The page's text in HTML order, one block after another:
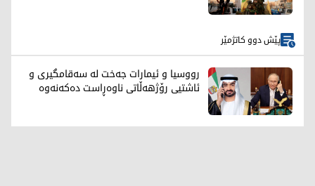
پێش دوو کاتژمێر
رووسیا و ئیمارات جەخت لە سەقامگیری و
ئاشتیی رۆژهەڵاتی ناوەڕاست دەکەنەوە